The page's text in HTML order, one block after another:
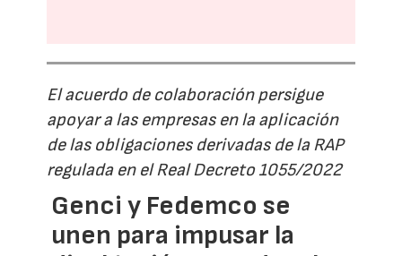
El acuerdo de colaboración persigue
apoyar a las empresas en la aplicación
de las obligaciones derivadas de la RAP
regulada en el Real Decreto 1055/2022
Genci y Fedemco se
unen para impusar la